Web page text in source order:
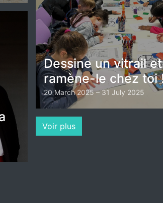
Dessine un vitrail et
ramène-le chez toi
20 March 2025 – 31 July 2025
Voir plus